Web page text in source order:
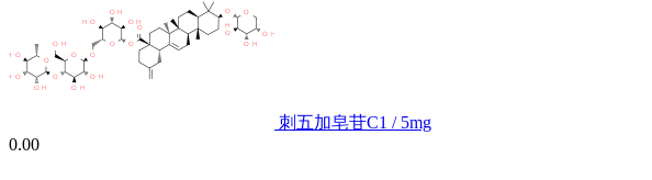
刺五加皂苷C1 / 5mg
0.00